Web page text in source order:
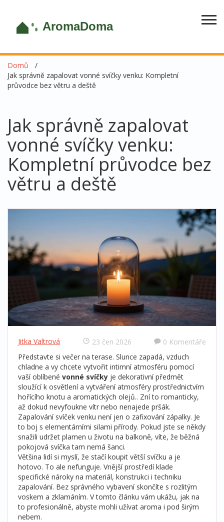
Domů
Jak správně zapalovat vonné svíčky venku: Kompletní
průvodce bez větru a deště
Jak správně zapalovat
vonné svíčky venku:
Kompletní průvodce bez
větru a deště
Jitka Valtrová 23 čen 2026
0 Komentáře
Představte si večer na terase. Slunce zapadá, vzduch
chladne a vy chcete vytvořit intimní atmosféru pomocí
vaší oblíbené vonné svíčky je dekorativní předmět
sloužící k osvětlení a vytváření atmosféry prostřednictvím
hořícího knotu a aromatických olejů.. Zní to romanticky,
až dokud nevyfoukne vítr nebo nenajede pršák.
Zapalování svíček venku není jen o zafixování zápalky. Je
to boj s elementárními silami přírody. Pokud jste se někdy
snažili udržet plamen u životu na balkoně, víte, že běžná
pokojová svíčka tam nemá šanci.
Většina lidí si myslí, že stačí koupit větší svíčku a je
hotovo. To ale nefunguje. Vnější prostředí klade
specifické nároky na materiál, konstrukci i techniku
zapalování. Bez správného vybavení skončíte s rozlitým
voskem a zklamáním. V tomto článku vám ukážu, jak na
to profesionálně, abyste mohli užívat aroma i pod širým
nebem.